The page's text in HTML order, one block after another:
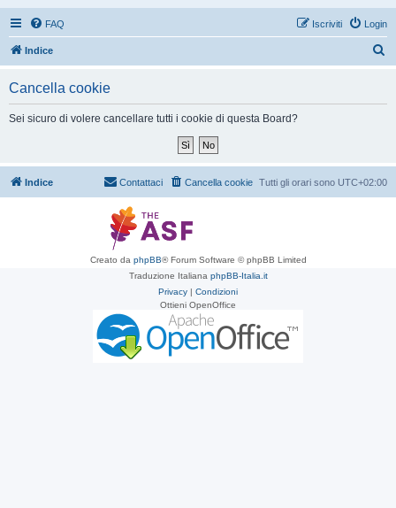
FAQ Login
Iscriviti
Indice
Cancella cookie
Sei sicuro di volere cancellare tutti i cookie di questa Board?
Indice Tutti gli orari sono UTC+02:00
Cancella cookie
Contattaci
Creato da phpBB® Forum Software © phpBB Limited
Traduzione Italiana phpBB-Italia.it
Privacy | Condizioni
Ottieni OpenOffice